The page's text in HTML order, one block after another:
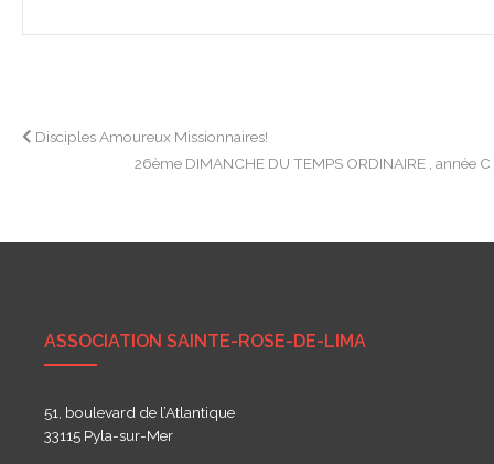
Navigation
l’article
Disciples Amoureux Missionnaires!
26ème DIMANCHE DU TEMPS ORDINAIRE , année
ASSOCIATION SAINTE-ROSE-DE-LIMA
51, boulevard de l’Atlantique
33115 Pyla-sur-Mer